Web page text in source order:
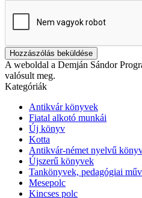
Hozzászólás beküldése
A weboldal a Demján Sándor
valósult meg.
Kategóriák
Antikvár könyvek
Fiatal alkotó munkái
Új könyv
Kotta
Antikvár-német nyelvű
Újszerű könyvek
Tankönyvek, pedagógiai
Mesepolc
Kincses polc